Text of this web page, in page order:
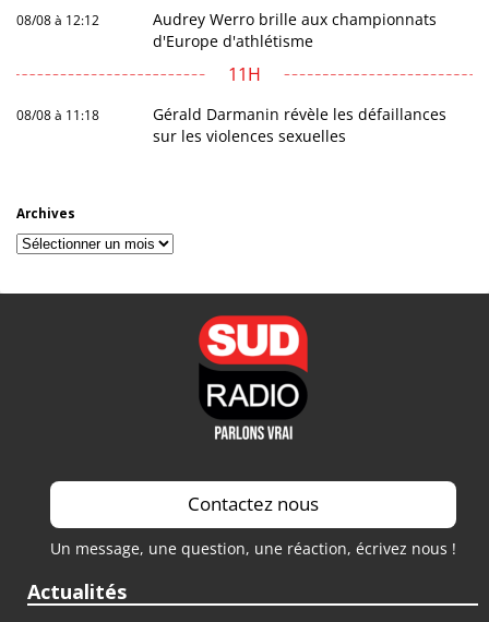
08/08 à 12:12
Audrey Werro brille aux championnats
d'Europe d'athlétisme
11H
08/08 à 11:18
Gérald Darmanin révèle les défaillances
sur les violences sexuelles
Archives
Archives
Contactez nous
Un message, une question, une réaction, écrivez nous !
Actualités